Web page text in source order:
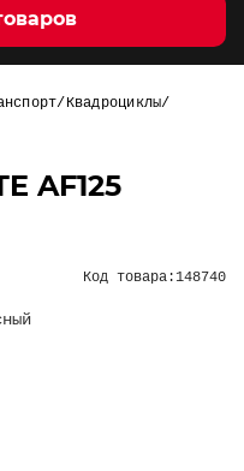
Квадроциклы
AF125
Код товара:148740